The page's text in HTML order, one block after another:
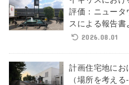
評価：ニュータ
スによる報告書
2026.08.01
計画住宅地にお
（場所を考える-